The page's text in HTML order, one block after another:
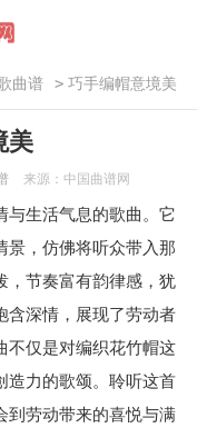
曲谱 > 巧手编帽意境美
美
来源：中国曲谱网
与生活气息的歌曲。它
景，仿佛将听众带入那
，节奏富有韵律感，犹
含深情，展现了劳动者
不仅是对编织花竹帽这
造力的歌颂。聆听这首
到劳动带来的喜悦与满